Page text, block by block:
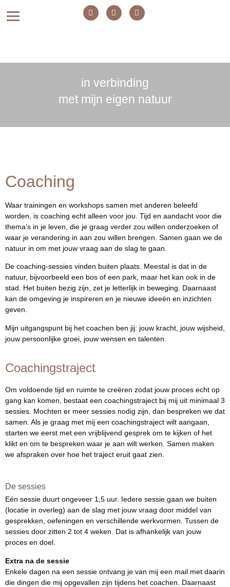
in verbinding
met mijn eigen natuur
Coaching
Waar trainingen en workshops samen met anderen beleefd
worden, is coaching echt alleen voor jou. Tijd en aandacht voor die
thema’s in je leven, die je graag verder zou willen onderzoeken of
waar je verandering in aan zou willen brengen. Samen gaan we de
natuur in om met jouw vraag aan de slag te gaan.
De coaching-sessies vinden buiten plaats. Meestal is dat in de
natuur, bijvoorbeeld een bos of een park, maar het kan ook in de
stad. Het buiten bezig zijn, zet je letterlijk in beweging. Daarnaast
kan de omgeving je inspireren en je nieuwe ideeën en inzichten
geven.
Mijn uitgangspunt bij het coachen ben jij: jouw kracht, jouw wijsheid,
jouw persoonlijke groei, jouw wensen en talenten.
Coachingstraject
Om voldoende tijd en ruimte te creëren zodat jouw proces echt op
gang kan komen, bestaat een coachingstraject bij mij uit minimaal 3
sessies. Mochten er meer sessies nodig zijn, dan bespreken we dat
samen. Als je graag met mij een coachingstraject wilt aangaan,
starten we eerst met een vrijblijvend gesprek om te kijken of het
klikt en om te bespreken waar je aan wilt werken. Samen maken
we afspraken over hoe het traject eruit gaat zien.
De sessies
Eén sessie duurt ongeveer 1,5 uur. Iedere sessie gaan we buiten
(locatie in overleg) aan de slag met jouw vraag door middel van
gesprekken, oefeningen en verschillende werkvormen. Tussen de
sessies door zitten 2 tot 4 weken. Dat is afhankelijk van jouw
proces en doel.
Extra na de sessie
Enkele dagen na een sessie ontvang je van mij een mail met daarin
die dingen die mij opgevallen zijn tijdens het coachen. Daarnaast